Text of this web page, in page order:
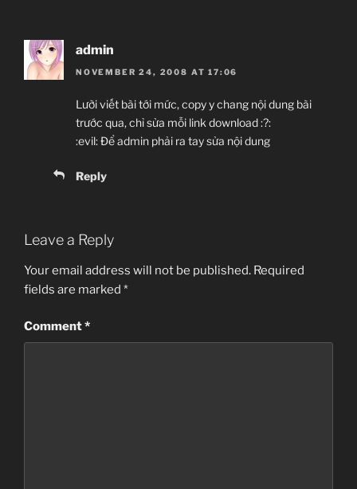
admin
NOVEMBER 24, 2008 AT 17:06
Lười viết bài tới mức, copy y chang nội dung bài
trước qua, chỉ sửa mỗi link download :?:
:evil: Để admin phải ra tay sửa nội dung
Reply
Leave a Reply
Your email address will not be published. Required
fields are marked *
Comment*